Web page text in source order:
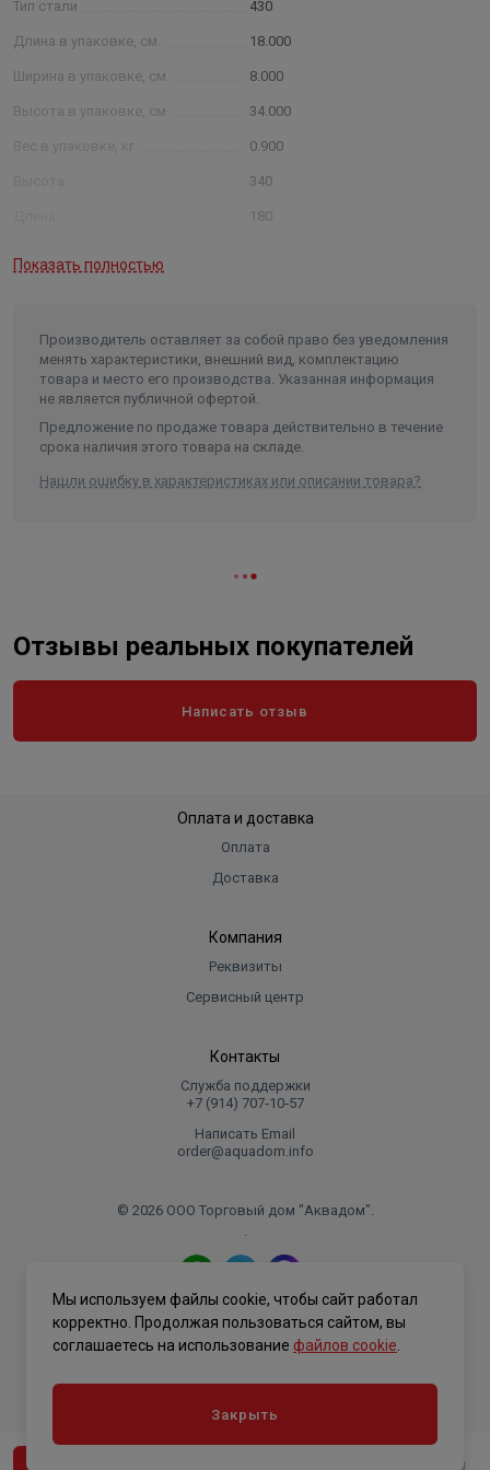
Тип стали 430
Длина в упаковке, см. 18.000
Ширина в упаковке, см. 8.000
Высота в упаковке, см. 34.000
Вес в упаковке, кг 0.900
340
180
Показать полностью
Производитель оставляет за собой право без уведомления
менять характеристики, внешний вид, комплектацию
товара и место его производства. Указанная информация
не является публичной офертой.
Предложение по продаже товара действительно в течение
срока наличия этого товара на складе.
Нашли ошибку в характеристиках или описании товара?
Отзывы реальных покупателей
Написать отзыв
Оплата и доставка
Оплата
Доставка
Компания
Реквизиты
Сервисный центр
Контакты
Служба поддержки
+7 (914) 707‑10‑57
Написать Email
order@aquadom.info
© 2026 ООО Торговый дом "Аквадом".
.
Политика конфиденциальности
Мы используем файлы cookie, чтобы сайт работал
корректно. Продолжая пользоваться сайтом, вы
соглашаетесь на использование файлов cookie
Закрыть